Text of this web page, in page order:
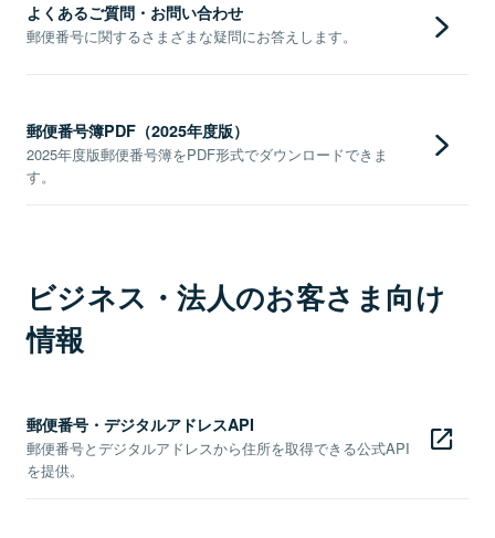
よくあるご質問・お問い合わせ
郵便番号に関するさまざまな疑問にお答えします。
郵便番号簿PDF（2025年度版）
2025年度版郵便番号簿をPDF形式でダウンロードできま
す。
ビジネス・法人のお客さま向け
情報
郵便番号・デジタルアドレスAPI
郵便番号とデジタルアドレスから住所を取得できる公式API
を提供。